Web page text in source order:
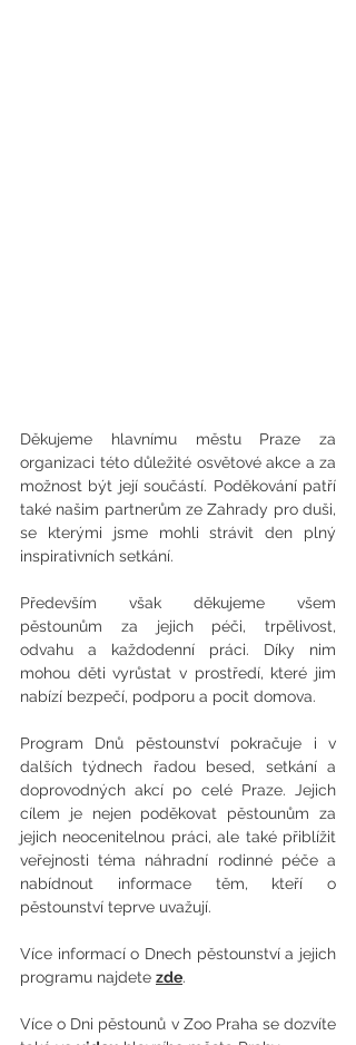
Děkujeme hlavnímu městu Praze za
organizaci této důležité osvětové akce a za
možnost být její součástí. Poděkování patří
také našim partnerům ze Zahrady pro duši,
se kterými jsme mohli strávit den plný
inspirativních setkání.
Především však děkujeme všem
pěstounům za jejich péči, trpělivost,
odvahu a každodenní práci. Díky nim
mohou děti vyrůstat v prostředí, které jim
nabízí bezpečí, podporu a pocit domova.
Program Dnů pěstounství pokračuje i v
dalších týdnech řadou besed, setkání a
doprovodných akcí po celé Praze. Jejich
cílem je nejen poděkovat pěstounům za
jejich neocenitelnou práci, ale také přiblížit
veřejnosti téma náhradní rodinné péče a
nabídnout informace těm, kteří o
pěstounství teprve uvažují.
Více informací o Dnech pěstounství a jejich
programu najdete zde.
Více o Dni pěstounů v Zoo Praha se dozvíte